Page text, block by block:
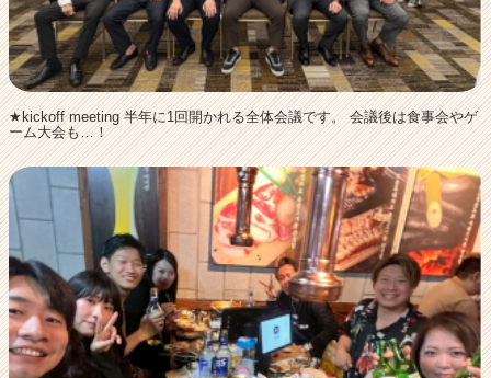
★kickoff meeting 半年に1回開かれる全体会議です。 会議後は食事会やゲ
ーム大会も…！